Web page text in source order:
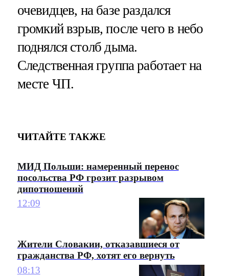
очевидцев, на базе раздался
громкий взрыв, после чего в небо
поднялся столб дыма.
Следственная группа работает на
месте ЧП.
ЧИТАЙТЕ ТАКЖЕ
МИД Польши: намеренный перенос
посольства РФ грозит разрывом
дипотношений
12:09
Жители Словакии, отказавшиеся от
гражданства РФ, хотят его вернуть
08:13